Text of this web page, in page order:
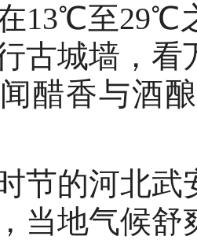
13℃至29℃
古城墙，看
醋香与酒
的河北武
当地气候舒